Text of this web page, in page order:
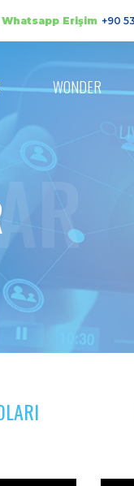
Whatsapp Erişim +90
WONDER